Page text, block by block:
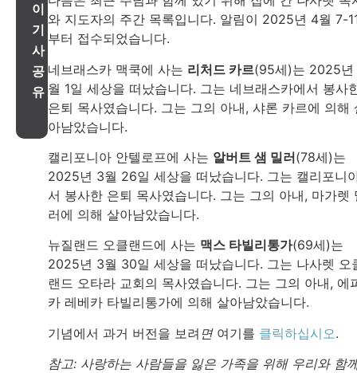
이
기
사
공
유
와 지도자의 주간 목록입니다. 알림이 2025년 4월 7-
부터 접수되었습니다.
네브래스카 맥쿡에 사는 리처드 카르(95세)는 2025
월 1일 세상을 떠났습니다. 그는 네브래스카에서 봉사
은퇴 목사였습니다. 그는 그의 아내, 샤론 카르에 의해
아남았습니다.
캘리포니아 안텔로프에 사는 알버트 샘 밀러(78세)는
2025년 3월 26일 세상을 떠났습니다. 그는 캘리포니
서 봉사한 은퇴 목사였습니다. 그는 그의 아내, 마가렛
러에 의해 살아남았습니다.
뉴질랜드 오클랜드에 사는 맥스 타빌리통가(69세)는
2025년 3월 30일 세상을 떠났습니다. 그는 나사렛 오
랜드 오타라 교회의 목사였습니다. 그는 그의 아내, 에
카 레베카 타빌리통가에 의해 살아남았습니다.
기념에서 과거 버전을 보려 면여기를 클릭하십시오.
참고: 사랑하는 사람들을 잃은 가족을 위해 우리와 함